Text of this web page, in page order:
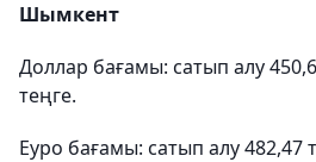
Шымкент
Доллар бағамы: сатып алу
теңге.
Еуро бағамы: сатып алу 482,47